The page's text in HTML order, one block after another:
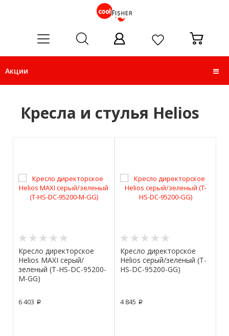
Акции
Кресла и стулья Helios
Кресло директорское
Helios MAXI серый/
зеленый (T-HS-DC-95200-
M-GG)
6 403 p
Кресло директорское
Helios серый/зеленый (T-
HS-DC-95200-GG)
4 845 p